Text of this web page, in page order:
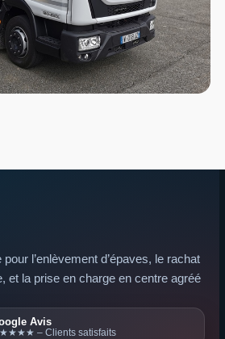
l’enlèvement d’épaves, le rachat
et la prise en charge en centre agréé
Avis
– Clients satisfaits